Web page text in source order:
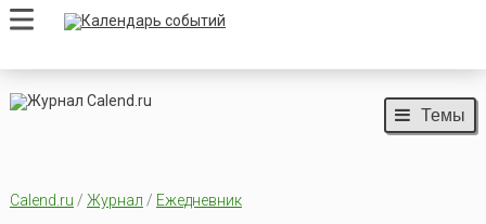
Темы
Calend.ru / Журнал / Ежедневник